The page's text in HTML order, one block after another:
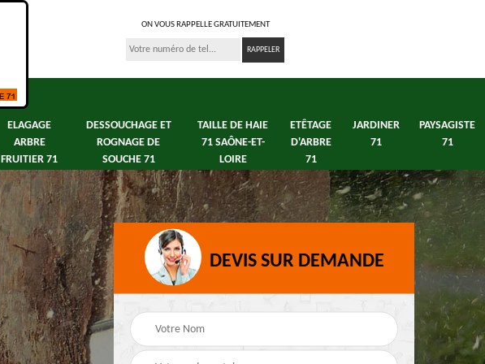
ON VOUS RAPPELLE GRATUITEMENT
ELAGAGE
ARBRE
FRUITIER 71
DESSOUCHAGE ET
ROGNAGE DE
SOUCHE 71
TAILLE DE HAIE
71 SAÔNE-ET-
LOIRE
ETÊTAGE
D'ARBRE
71
JARDINER
71
PAYSAGISTE
71
Abattage d'arbres 71
Saône-et-Loire
Elagage arbre fruitier
71
DEVIS SUR DEMANDE